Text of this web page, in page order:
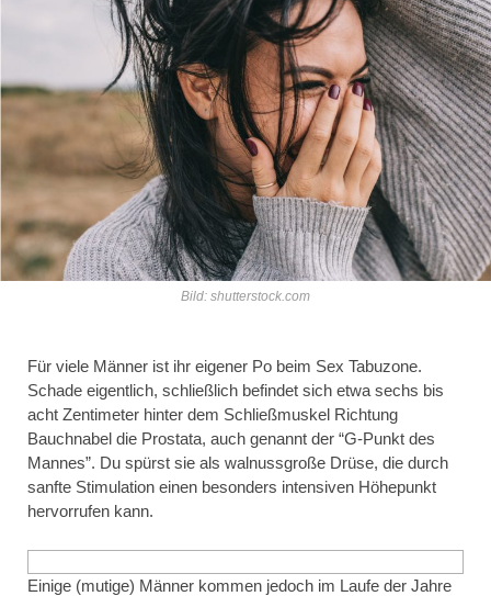
Bild: shutterstock.com
Für viele Männer ist ihr eigener Po beim Sex Tabuzone.
Schade eigentlich, schließlich befindet sich etwa sechs bis
acht Zentimeter hinter dem Schließmuskel Richtung
Bauchnabel die Prostata, auch genannt der “G-Punkt des
Mannes”. Du spürst sie als walnussgroße Drüse, die durch
sanfte Stimulation einen besonders intensiven Höhepunkt
hervorrufen kann.
Einige (mutige) Männer kommen jedoch im Laufe der Jahre